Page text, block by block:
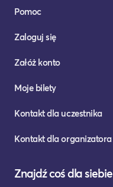
Pomoc
Zaloguj się
Załóż konto
Moje bilety
Kontakt dla uczestnika
Kontakt dla organizatora
Znajdź coś dla siebie